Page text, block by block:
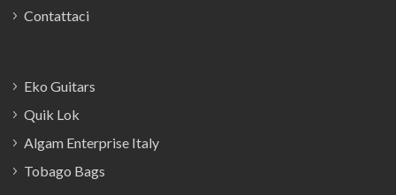
Contattaci
Eko Guitars
Quik Lok
Algam Enterprise Italy
Tobago Bags